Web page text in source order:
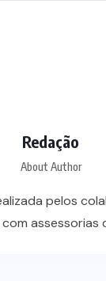
Redação
About Author
pelos
assessorias